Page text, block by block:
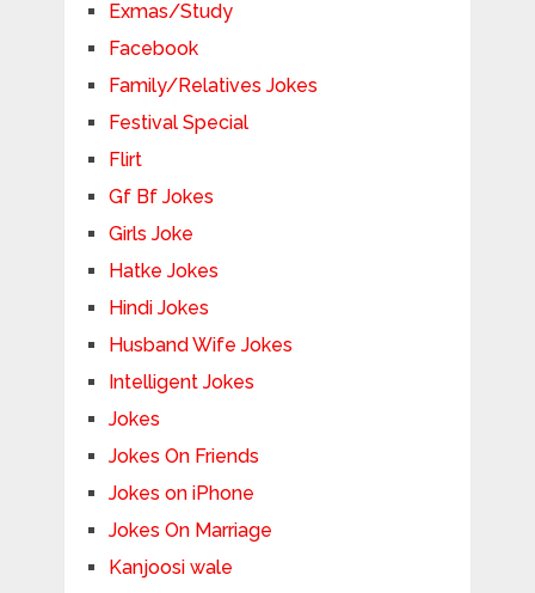
Exmas/Study
Facebook
Family/Relatives Jokes
Festival Special
Flirt
Gf Bf Jokes
Girls Joke
Hatke Jokes
Hindi Jokes
Husband Wife Jokes
Intelligent Jokes
Jokes
Jokes On Friends
Jokes on iPhone
Jokes On Marriage
Kanjoosi wale